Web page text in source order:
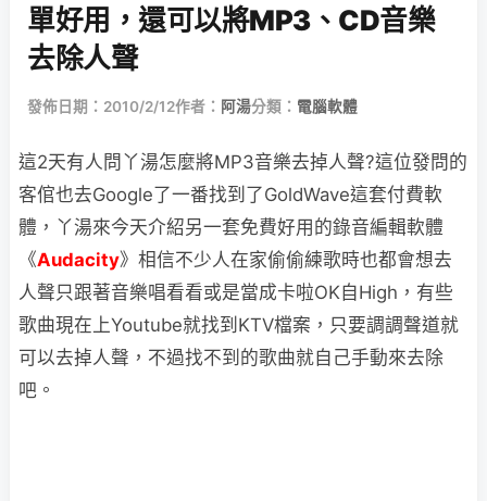
單好用，還可以將MP3、CD音樂
去除人聲
發佈日期：2010/2/12作者： 阿湯分類： 電腦軟體
這2天有人問丫湯怎麼將MP3音樂去掉人聲?這位發問的
客倌也去Google了一番找到了GoldWave這套付費軟
體，丫湯來今天介紹另一套免費好用的錄音編輯軟體
《Audacity》相信不少人在家偷偷練歌時也都會想去
人聲只跟著音樂唱看看或是當成卡啦OK自High，有些
歌曲現在上Youtube就找到KTV檔案，只要調調聲道就
可以去掉人聲，不過找不到的歌曲就自己手動來去除
吧。